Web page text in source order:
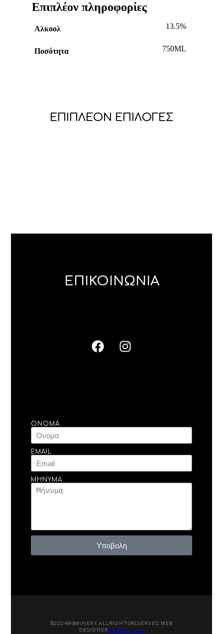
Επιπλέον πληροφορίες
Αλκοολ 13.5%
Ποσότητα 750ML
ΕΠΙΠΛΈΟΝ ΕΠΙΛΟΓΈΣ
ΕΠΙΚΟΙΝΩΝΙΑ
ΌΝΟΜΑ
EMAIL
ΜΉΝΥΜΑ
Υποβολη
© 2024 MB WINERY. ALL RIGHTS RESERVED. WEB
DESIGNERWEBABEL.GR